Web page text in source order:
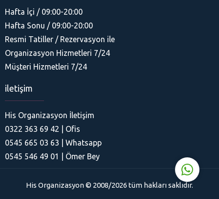
Hafta İçi / 09:00-20:00
Hafta Sonu / 09:00-20:00
Resmi Tatiller / Rezervasyon ile
Organizasyon Hizmetleri 7/24
Müşteri Hizmetleri 7/24
iletişim
His Organizasyon İletişim
0322 363 69 42 | Ofis
0545 665 03 63 | Whatsapp
0545 546 49 01 | Ömer Bey
His Organizasyon © 2008/2026 tüm hakları saklıdır.
His Organizasyon